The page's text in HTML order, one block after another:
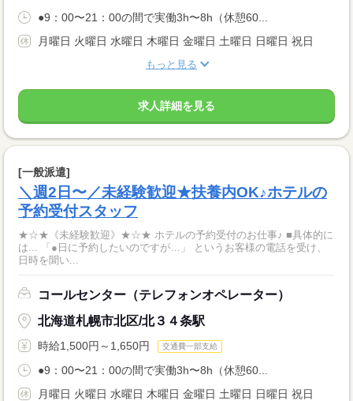
●9：00〜21：00の間で実働3h〜8h（休憩60...
月曜日 火曜日 水曜日 木曜日 金曜日 土曜日 日曜日 祝日
もっと見る
求人詳細を見る
[一般派遣]
＼週2日〜／未経験歓迎★扶養内OK♪ホテルの
予約受付スタッフ
★☆★《未経験歓迎》★☆★ ホテルの予約受付のお仕事♪ ■具体的に
は... 「●日に予約したいのですが…」 というお客様の電話を受け、
日時を聞い...
コールセンター（テレフォンオペレーター）
北海道札幌市北区/北３４条駅
時給1,500円～1,650円 交通費一部支給
●9：00〜21：00の間で実働3h〜8h（休憩60...
月曜日 火曜日 水曜日 木曜日 金曜日 土曜日 日曜日 祝日